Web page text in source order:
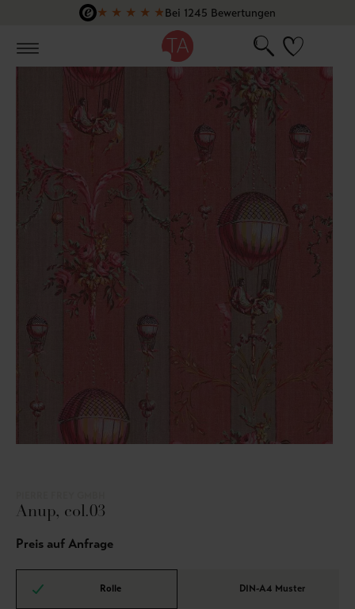
Zum Hauptinhalt springen
★ ★ ★ ★ ★Bei 1245 Bewertungen
Anup, col.03
Preis auf Anfrage
Rolle DIN-A4 Muster